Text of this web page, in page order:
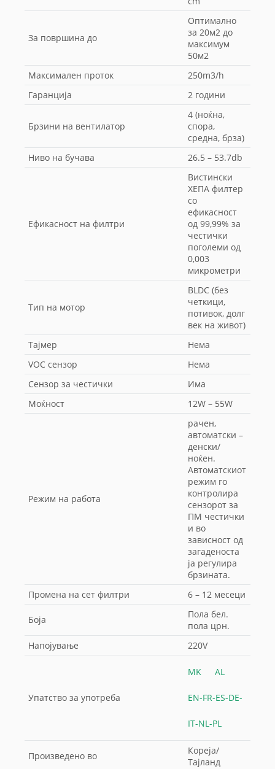
За површина до
Оптимално
за 20м2 до
максимум
50м2
Максимален проток
250m3/h
Гаранција
2 години
Брзини на вентилатор
4 (ноќна,
спора,
средна, брза)
Ниво на бучава
26.5 – 53.7db
Ефикасност на филтри
Вистински
ХЕПА филтер
со
ефикасност
од 99,99% за
честички
поголеми од
0,003
микрометри
Тип на мотор
BLDC (без
четкици,
потивок, долг
век на живот)
Тајмер
Нема
VOC сензор
Нема
Сензор за честички
Има
Моќност
12W – 55W
Режим на работа
рачен,
автоматски –
денски/
ноќен.
Автоматскиот
режим го
контролира
сензорот за
ПМ честички
и во
зависност од
загаденоста
ја регулира
брзината.
Промена на сет филтри
6 – 12 месеци
Боја
Пола бел.
пола црн.
Напојување
220V
Упатство за употреба
MK AL
EN-FR-ES-DE-
IT-NL-PL
Произведено во
Кореја/
Тајланд